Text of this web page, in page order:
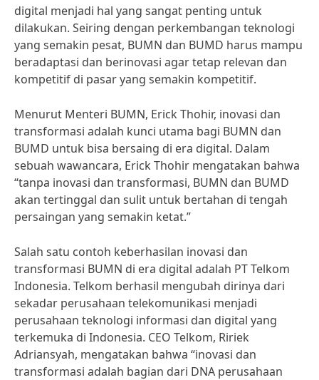
digital menjadi hal yang sangat penting untuk
dilakukan. Seiring dengan perkembangan teknologi
yang semakin pesat, BUMN dan BUMD harus mampu
beradaptasi dan berinovasi agar tetap relevan dan
kompetitif di pasar yang semakin kompetitif.
Menurut Menteri BUMN, Erick Thohir, inovasi dan
transformasi adalah kunci utama bagi BUMN dan
BUMD untuk bisa bersaing di era digital. Dalam
sebuah wawancara, Erick Thohir mengatakan bahwa
“tanpa inovasi dan transformasi, BUMN dan BUMD
akan tertinggal dan sulit untuk bertahan di tengah
persaingan yang semakin ketat.”
Salah satu contoh keberhasilan inovasi dan
transformasi BUMN di era digital adalah PT Telkom
Indonesia. Telkom berhasil mengubah dirinya dari
sekadar perusahaan telekomunikasi menjadi
perusahaan teknologi informasi dan digital yang
terkemuka di Indonesia. CEO Telkom, Ririek
Adriansyah, mengatakan bahwa “inovasi dan
transformasi adalah bagian dari DNA perusahaan